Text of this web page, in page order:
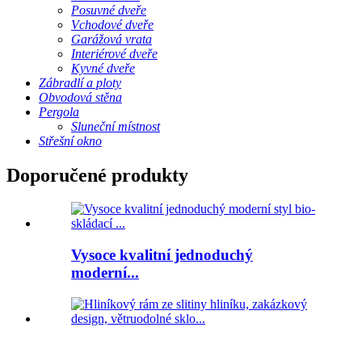
Posuvné dveře
Vchodové dveře
Garážová vrata
Interiérové ​​dveře
Kyvné dveře
Zábradlí a ploty
Obvodová stěna
Pergola
Sluneční místnost
Střešní okno
Doporučené produkty
Vysoce kvalitní jednoduchý
moderní...